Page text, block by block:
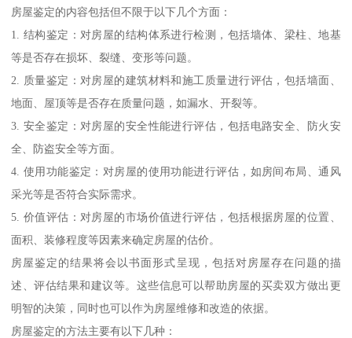
房屋鉴定的内容包括但不限于以下几个方面：
1. 结构鉴定：对房屋的结构体系进行检测，包括墙体、梁柱、地基
等是否存在损坏、裂缝、变形等问题。
2. 质量鉴定：对房屋的建筑材料和施工质量进行评估，包括墙面、
地面、屋顶等是否存在质量问题，如漏水、开裂等。
3. 安全鉴定：对房屋的安全性能进行评估，包括电路安全、防火安
全、防盗安全等方面。
4. 使用功能鉴定：对房屋的使用功能进行评估，如房间布局、通风
采光等是否符合实际需求。
5. 价值评估：对房屋的市场价值进行评估，包括根据房屋的位置、
面积、装修程度等因素来确定房屋的估价。
房屋鉴定的结果将会以书面形式呈现，包括对房屋存在问题的描
述、评估结果和建议等。这些信息可以帮助房屋的买卖双方做出更
明智的决策，同时也可以作为房屋维修和改造的依据。
房屋鉴定的方法主要有以下几种：